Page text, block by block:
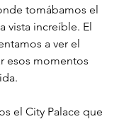
tomábamos el
vista increíble. El
a ver el
esos momentos
el City Palace que